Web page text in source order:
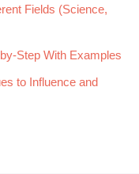
Fields (Science,
Step With Examples
to Influence and